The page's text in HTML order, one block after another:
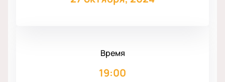
Время
19:00